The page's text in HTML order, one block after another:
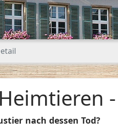
nach dessen Tod?